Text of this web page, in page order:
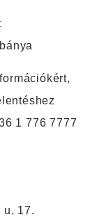
1 776 7777
u. 17.